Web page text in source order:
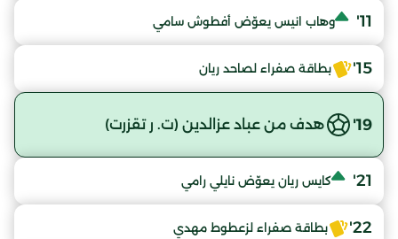
11' وهاب انيس يعوّض أفطوش سامي
15' بطاقة صفراء لصاحد ريان
19' هدف من عباد عزالدين (ت. ر تقزرت)
21' كايس ريان يعوّض نايلي رامي
22' بطاقة صفراء لزعطوط مهدي